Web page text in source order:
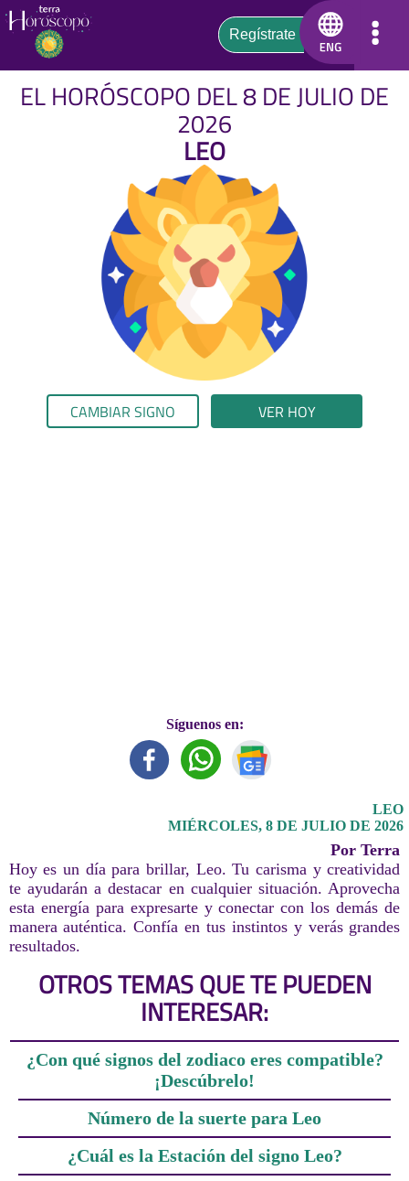
EL HORÓSCOPO DEL 8 DE JULIO DE
2026
LEO
CAMBIAR SIGNO VER HOY
Síguenos en:
LEO
MIÉRCOLES, 8 DE JULIO DE 2026
Por Terra
Hoy es un día para brillar, Leo. Tu carisma y creatividad
te ayudarán a destacar en cualquier situación. Aprovecha
esta energía para expresarte y conectar con los demás de
manera auténtica. Confía en tus instintos y verás grandes
resultados.
OTROS TEMAS QUE TE PUEDEN
INTERESAR:
¿Con qué signos del zodiaco eres compatible?
¡Descúbrelo!
Número de la suerte para Leo
¿Cuál es la Estación del signo Leo?